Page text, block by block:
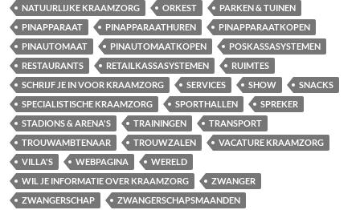
NATUURLIJKE KRAAMZORG
ORKEST
PARKEN & TUINEN
PINAPPARAAT
PINAPPARAATHUREN
PINAPPARAATKOPEN
PINAUTOMAAT
PINAUTOMAATKOPEN
POSKASSASYSTEMEN
RESTAURANTS
RETAILKASSASYSTEMEN
RUIMTES
SCHRIJF JE IN VOOR KRAAMZORG
SERVICES SHOW
SNACKS
SPECIALISTISCHE KRAAMZORG
SPORTHALLEN
SPREKER
STADIONS & ARENA'S
TRAININGEN
TRANSPORT
TROUWAMBTENAAR
TROUWZALEN
VACATURE KRAAMZORG
VILLA'S
WEBPAGINA
WERELD
WIL JE INFORMATIE OVER KRAAMZORG
ZWANGER
ZWANGERSCHAP
ZWANGERSCHAPSMAANDEN